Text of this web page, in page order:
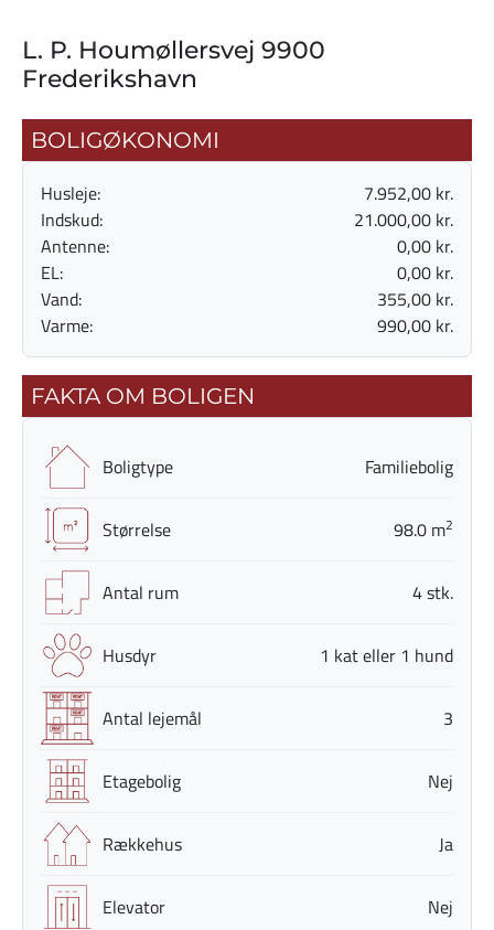
L. P. Houmøllersvej 9900
Frederikshavn
BOLIGØKONOMI
Husleje:
7.952,00 kr.
Indskud:
21.000,00 kr.
Antenne:
0,00 kr.
EL:
0,00 kr.
Vand:
355,00 kr.
Varme:
990,00 kr.
FAKTA OM BOLIGEN
Boligtype Familiebolig
Størrelse 98.0 m2
Antal rum 4 stk.
Husdyr 1 kat eller 1 hund
Antal lejemål 3
Etagebolig Nej
Rækkehus Ja
Elevator Nej